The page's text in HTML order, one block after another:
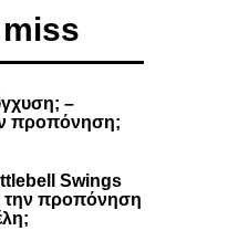
–
προπόνηση;
Swings
την προπόνηση